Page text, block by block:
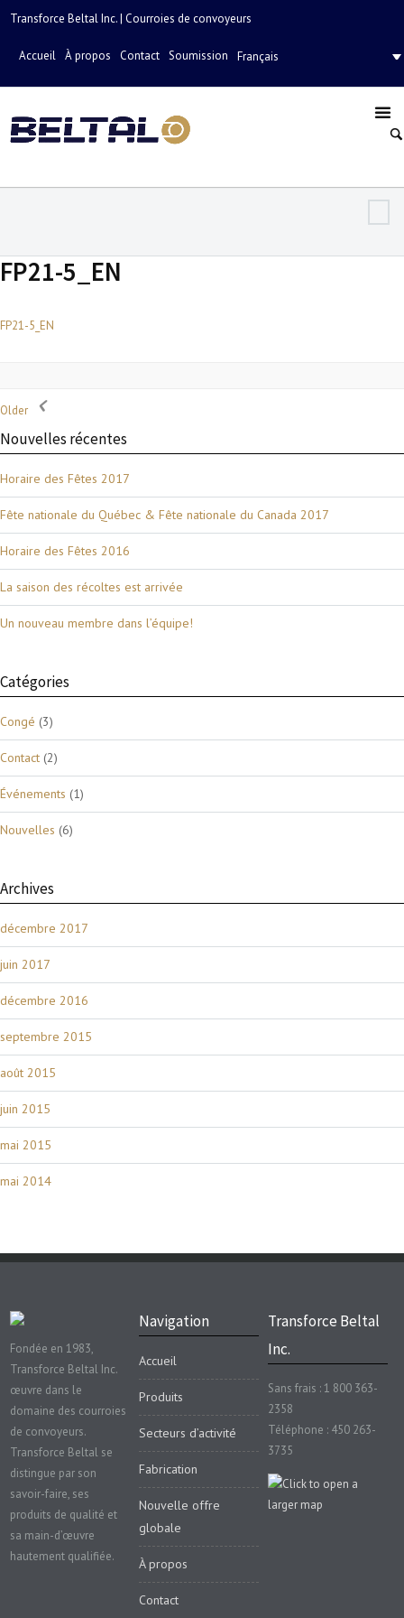
Transforce Beltal Inc. | Courroies de convoyeurs
Accueil À propos Contact Soumission Français
FP21-5_EN
FP21-5_EN
Older
Nouvelles récentes
Horaire des Fêtes 2017
Fête nationale du Québec & Fête nationale du Canada 2017
Horaire des Fêtes 2016
La saison des récoltes est arrivée
Un nouveau membre dans l’équipe!
Catégories
Congé (3)
Contact (2)
Événements (1)
Nouvelles (6)
Archives
décembre 2017
juin 2017
décembre 2016
septembre 2015
août 2015
juin 2015
mai 2015
mai 2014
Fondée en 1983,
Transforce Beltal Inc.
œuvre dans le
domaine des courroies
de convoyeurs.
Transforce Beltal se
distingue par son
savoir-faire, ses
produits de qualité et
sa main-d’œuvre
hautement qualifiée.
Navigation
Accueil
Produits
Secteurs d’activité
Fabrication
Nouvelle offre
globale
À propos
Contact
Transforce Beltal
Inc.
Sans frais : 1 800 363-
2358
Téléphone : 450 263-
3735